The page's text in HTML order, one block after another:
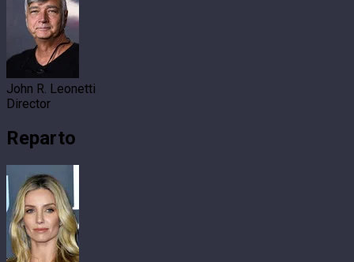
John R. Leonetti
Director
Reparto